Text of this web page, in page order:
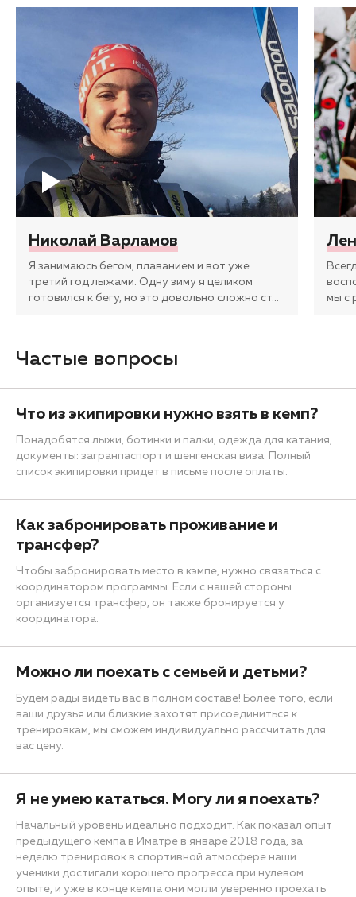
Николай Варламов
Я занимаюсь бегом, плаванием и вот уже
третий год лыжами. Одну зиму я целиком
готовился к бегу, но это довольно сложно ст
мы с
Частые вопросы
Что из экипировки нужно взять в кемп?
Понадобятся лыжи, ботинки и палки, одежда для катания,
документы: загранпаспорт и шенгенская виза. Полный
список экипировки придет в письме после оплаты.
Как забронировать проживание и
трансфер?
Чтобы забронировать место в кэмпе, нужно связаться с
координатором программы. Если с нашей стороны
организуется трансфер, он также бронируется у
координатора.
Можно ли поехать с семьей и детьми?
Будем рады видеть вас в полном составе! Более того, если
ваши друзья или близкие захотят присоединиться к
тренировкам, мы сможем индивидуально рассчитать для
вас цену.
Я не умею кататься. Могу ли я поехать?
Начальный уровень идеально подходит. Как показал опыт
предыдущего кемпа в Иматре в январе 2018 года, за
неделю тренировок в спортивной атмосфере наши
ученики достигали хорошего прогресса при нулевом
опыте, и уже в конце кемпа они могли уверенно проехать